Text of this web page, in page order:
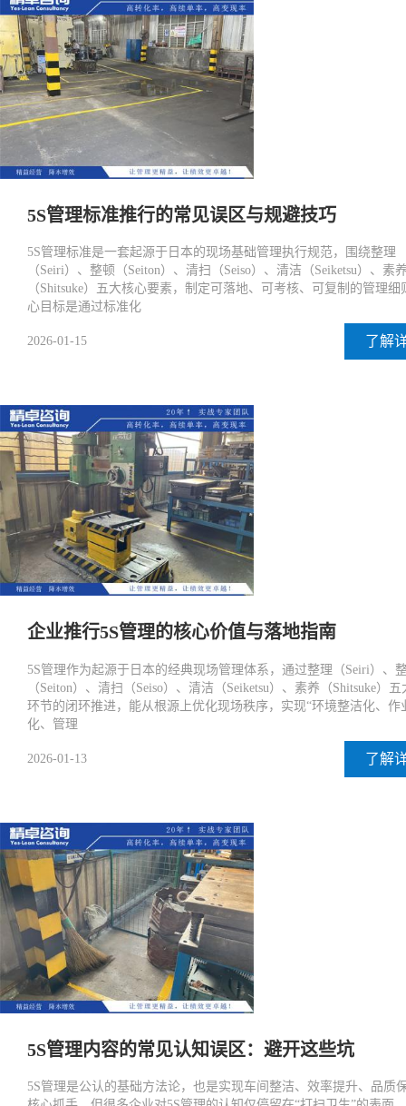
5S管理标准推行的常见误区与规避技巧
5S管理标准是一套起源于日本的现场基础管理执行规范，围绕整理
（Seiri）、整顿（Seiton）、清扫（Seiso）、清洁（Seiketsu）、素
（Shitsuke）五大核心要素，制定可落地、可考核、可复制的管理细
心目标是通过标准化
2026-01-15 了解
企业推行5S管理的核心价值与落地指南
5S管理作为起源于日本的经典现场管理体系，通过整理（Seiri）、
（Seiton）、清扫（Seiso）、清洁（Seiketsu）、素养（Shitsuke）
环节的闭环推进，能从根源上优化现场秩序，实现“环境整洁化、作
化、管理
2026-01-13 了解
5S管理内容的常见认知误区：避开这些坑
5S管理是公认的基础方法论，也是实现车间整洁、效率提升、品质